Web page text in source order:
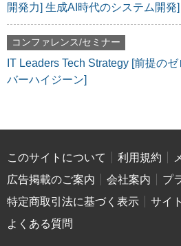
開発力] 生成AI時代のシステム開発]
コンファレンス/セミナー
IT Leaders Tech Strategy [前提の
バーハイジーン]
このサイトについて 利用規約
広告掲載のご案内
会社案内
プ
特定商取引法に基づく表示
サイ
よくある質問